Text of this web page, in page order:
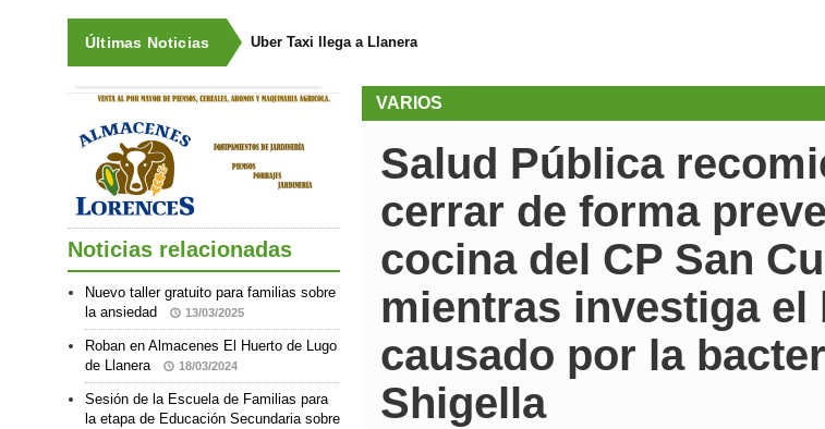
Últimas Noticias Uber Taxi llega a Llanera
VARIOS
Salud Pública
cerrar de forma
cocina del CP San
mientras investiga el
causado por la
Shigella
Noticias relacionadas
Nuevo taller gratuito para familias sobre
la ansiedad
13/03/2025
Roban en Almacenes El Huerto de Lugo
de Llanera
18/03/2024
Sesión de la Escuela de Familias para
la etapa de Educación Secundaria sobre